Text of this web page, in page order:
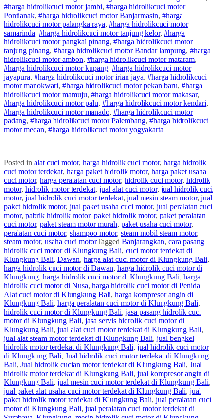
#harga hidrolikcuci motorjambi, #harga hidrolikcuci motor
Pontianak, #harga hidrolikcuci motorBanjarmasin, #harga
hidrolikcuci motorpalangka raya, #harga hidrolikcuci motor
samarinda, #harga hidrolikcuci motortanjung kelor, #harga
hidrolikcuci motorpangkal pinang, #harga hidrolikcuci motor
tanjung pinang, #harga hidrolikcuci motorBandar lampung, #harga
hidrolikcuci motorambon, #harga hidrolikcuci motormataram,
#harga hidrolikcuci motorkupang, #harga hidrolikcuci motor
jayapura, #harga hidrolikcuci motoririan jaya, #harga hidrolikcuci
motormanokwari, #harga hidrolikcuci motorpekan baru, #harga
hidrolikcuci motormamuju, #harga hidrolikcuci motormakasar,
#harga hidrolikcuci motorpalu, #harga hidrolikcuci motorkendari,
#harga hidrolikcuci motormanado, #harga hidrolikcuci motor
padang, #harga hidrolikcuci motorPalembang, #harga hidrolikcuci
motormedan, #harga hidrolikcuci motoryogyakarta
Posted in alat cuci motor, harga hidrolik cuci motor, harga hidrolik
cuci motor terdekat, harga paket hidrolik motor, harga paket usaha
cuci motor, harga peralatan cuci motor, hidrolik cuci motor, hidrolik
motor, hidrolik motor terdekat, jual alat cuci motor, jual hidrolik cuci
motor, jual hidrolik cuci motor terdekat, jual mesin steam motor, jual
paket hidrolik motor, jual paket usaha cuci motor, jual peralatan cuci
motor, pabrik hidrolik motor, paket hidrolik motor, paket peralatan
cuci motor, paket steam motor murah, paket usaha cuci motor,
peralatan cuci motor, shampoo motor, steam mobil steam motor,
steam motor, usaha cuci motorTagged Banjarangkan, cara pasang
hidrolik cuci motor di Klungkung Bali, cuci motor terdekat di
Klungkung Bali, Dawan, harga alat cuci motor di Klungkung Bali,
harga hidrolik cuci motor di Dawan, harga hidrolik cuci motor di
Klungkung, harga hidrolik cuci motor di Klungkung Bali, harga
hidrolik cuci motor di Nusa, harga hidrolik cuci motor di Penida
Alat cuci motor di Klungkung Bali, harga kompresor angin di
Klungkung Bali, harga peralatan cuci motor di Klungkung Bali,
hidrolik cuci motor di Klungkung Bali, jasa pasang hidrolik cuci
motor di Klungkung Bali, jasa servis hidrolik cuci motor di
Klungkung Bali, jual alat cuci motor terdekat di Klungkung Bali,
jual alat steam motor terdekat di Klungkung Bali, jual bengkel
hidrolik motor terdekat di Klungkung Bali, jual hidrolik cuci motor
di Klungkung Bali, Jual hidrolik cuci motor terdekat di Klungkung
Bali, Jual hidrolik cucian motor terdekat di Klungkung Bali, Jual
hidrolik motor terdekat di Klungkung Bali, jual kompresor angin di
Klungkung Bali, jual mesin cuci motor terdekat di Klungkung Bali,
jual paket alat usaha cuci motor terdekat di Klungkung Bali, jual
paket hidrolik motor terdekat di Klungkung Bali, jual peralatan cuci
motor di Klungkung Bali, jual peralatan cuci motor terdekat di